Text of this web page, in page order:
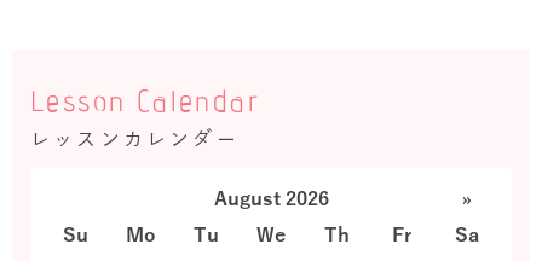
Lesson Calendar
レッスンカレンダー
August 2026
»
Su
Mo Tu We Th Fr
Sa